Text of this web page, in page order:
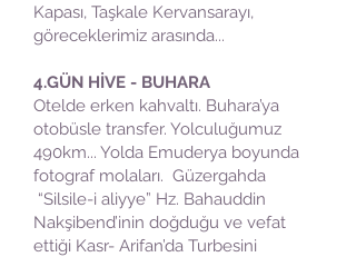
Kapası, Taşkale Kervansarayı,
göreceklerimiz arasında...
4.GÜN HİVE - BUHARA
Otelde erken kahvaltı. Buhara’ya
otobüsle transfer. Yolculuğumuz
490km... Yolda Emuderya boyunda
fotograf molaları. Güzergahda
“Silsile-i aliyye” Hz. Bahauddin
Nakşibend’inin doğduğu ve vefat
ettiği Kasr- Arifan’da Turbesini